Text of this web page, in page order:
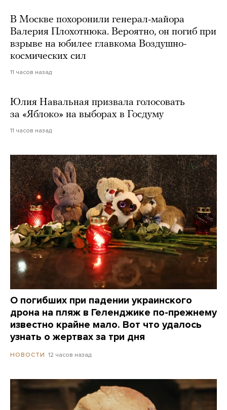
В Москве похоронили генерал-майора
Валерия Плохотнюка. Вероятно, он погиб при
взрыве на юбилее главкома Воздушно-
космических сил
11 часов назад
Юлия Навальная призвала голосовать
за «Яблоко» на выборах в Госдуму
11 часов назад
О погибших при падении украинского
дрона на пляж в Геленджике по-прежнему
известно крайне мало. Вот что удалось
узнать о жертвах за три дня
НОВОСТИ 12 часов назад